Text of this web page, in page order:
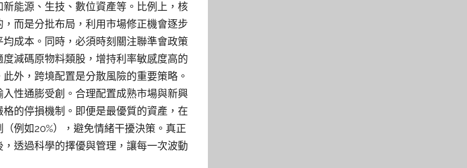
能源、生技、數位資產等。比例上，核
而是分批布局，利用市場修正機會逐步
成本。同時，必須時刻關注聯準會政策
減碼原物料類股，增持利率敏感度高的
外，跨境配置是分散風險的重要策略。
性通膨受創。合理配置成熟市場與新興
的停損機制。即便是最優質的資產，在
例如20%），避免情緒干擾決策。真正
透過科學的擇優與管理，讓每一次波動